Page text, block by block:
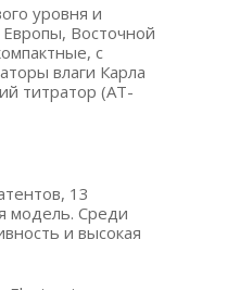
уровня и
Восточной
с
влаги Карла
титратор (AT-
13
модель. Среди
и высокая